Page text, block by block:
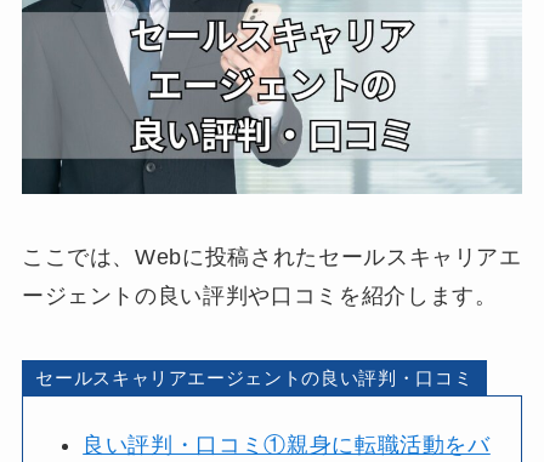
ここでは、Webに投稿されたセールスキャリアエ
ージェントの良い評判や口コミを紹介します。
セールスキャリアエージェントの良い評判・口コミ
良い評判・口コミ①親身に転職活動をバ